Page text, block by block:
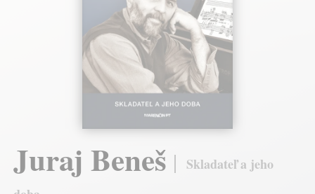
Juraj Beneš
Skladateľ a jeho